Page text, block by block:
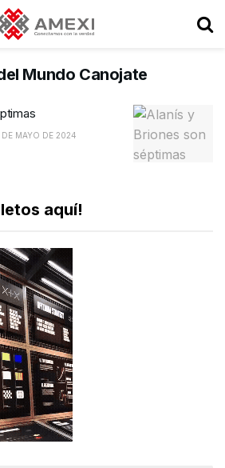
Mundo Canojate
MAYO DE 2024
aquí!